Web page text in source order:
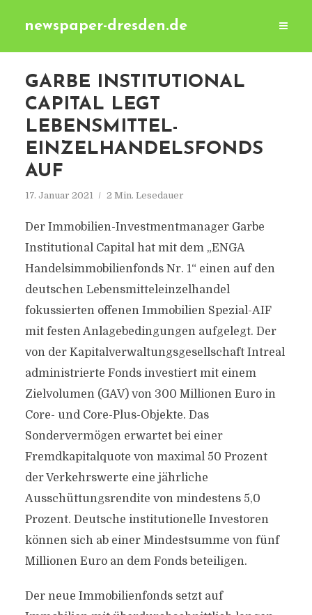
newspaper-dresden.de
GARBE INSTITUTIONAL
CAPITAL LEGT
LEBENSMITTEL-
EINZELHANDELSFONDS
AUF
17. Januar 2021 2 Min. Lesedauer
Der Immobilien-Investmentmanager Garbe
Institutional Capital hat mit dem „ENGA
Handelsimmobilienfonds Nr. 1“ einen auf den
deutschen Lebensmitteleinzelhandel
fokussierten offenen Immobilien Spezial-AIF
mit festen Anlagebedingungen aufgelegt. Der
von der Kapitalverwaltungsgesellschaft Intreal
administrierte Fonds investiert mit einem
Zielvolumen (GAV) von 300 Millionen Euro in
Core- und Core-Plus-Objekte. Das
Sondervermögen erwartet bei einer
Fremdkapitalquote von maximal 50 Prozent
der Verkehrswerte eine jährliche
Ausschüttungsrendite von mindestens 5,0
Prozent. Deutsche institutionelle Investoren
können sich ab einer Mindestsumme von fünf
Millionen Euro an dem Fonds beteiligen.
Der neue Immobilienfonds setzt auf